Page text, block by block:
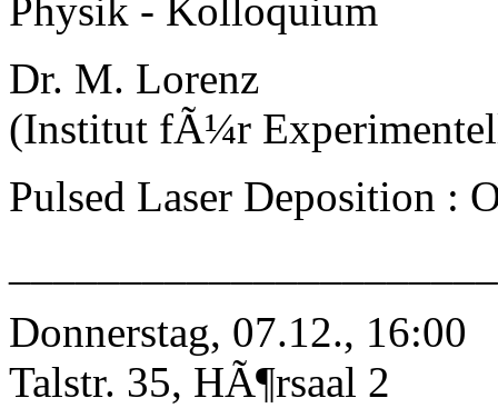
Physik - Kolloquium
Dr. M. Lorenz
(Institut fÃ¼r
Pulsed Laser Deposition :
Donnerstag, 07.12., 16:00
Talstr. 35, HÃ¶rsaal 2